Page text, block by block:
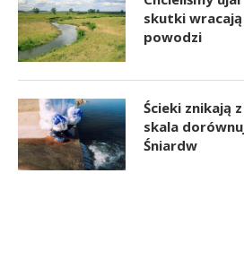
skutki
powodzi
Ścieki znikają
skala
Śniardw